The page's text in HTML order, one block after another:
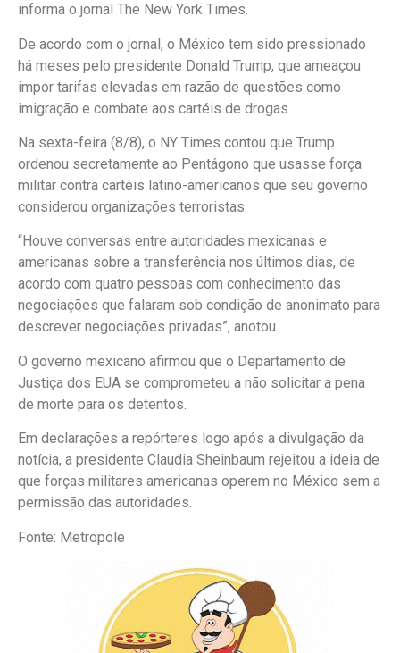
informa o jornal The New York Times.
De acordo com o jornal, o México tem sido pressionado
há meses pelo presidente Donald Trump, que ameaçou
impor tarifas elevadas em razão de questões como
imigração e combate aos cartéis de drogas.
Na sexta-feira (8/8), o NY Times contou que Trump
ordenou secretamente ao Pentágono que usasse força
militar contra cartéis latino-americanos que seu governo
considerou organizações terroristas.
“Houve conversas entre autoridades mexicanas e
americanas sobre a transferência nos últimos dias, de
acordo com quatro pessoas com conhecimento das
negociações que falaram sob condição de anonimato para
descrever negociações privadas”, anotou.
O governo mexicano afirmou que o Departamento de
Justiça dos EUA se comprometeu a não solicitar a pena
de morte para os detentos.
Em declarações a repórteres logo após a divulgação da
notícia, a presidente Claudia Sheinbaum rejeitou a ideia de
que forças militares americanas operem no México sem a
permissão das autoridades.
Fonte: Metropole